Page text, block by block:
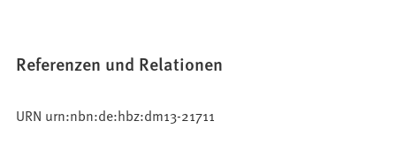
Referenzen und Relationen
URN urn:nbn:de:hbz:dm13-21711